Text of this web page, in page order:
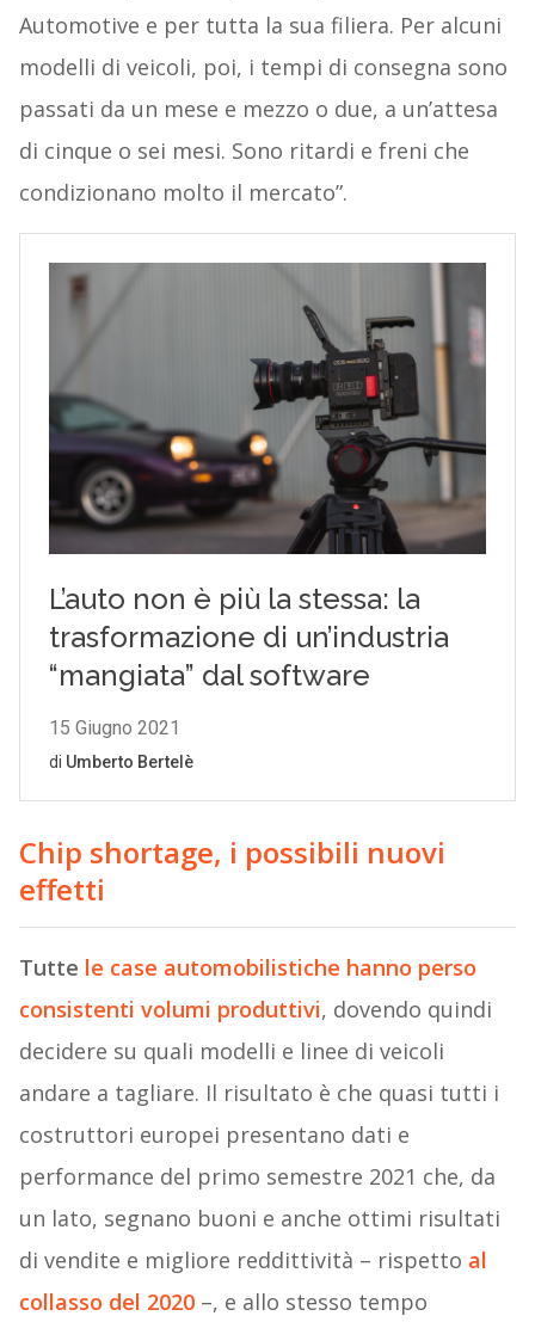
Automotive e per tutta la sua filiera. Per alcuni
modelli di veicoli, poi, i tempi di consegna sono
passati da un mese e mezzo o due, a un’attesa
di cinque o sei mesi. Sono ritardi e freni che
condizionano molto il mercato”.
Chip shortage, i possibili nuovi
effetti
Tutte le case automobilistiche hanno perso
consistenti volumi produttivi, dovendo quindi
decidere su quali modelli e linee di veicoli
andare a tagliare. Il risultato è che quasi tutti i
costruttori europei presentano dati e
performance del primo semestre 2021 che, da
un lato, segnano buoni e anche ottimi risultati
di vendite e migliore reddittività – rispetto al
collasso del 2020–, e allo stesso tempo